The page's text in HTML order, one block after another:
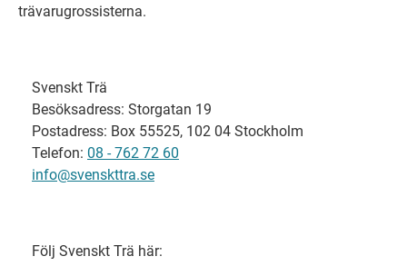
trävarugrossisterna.
Svenskt Trä
Besöksadress: Storgatan 19
Postadress: Box 55525, 102 04 Stockholm
Telefon: 08 - 762 72 60
info@svenskttra.se
Följ Svenskt Trä här: